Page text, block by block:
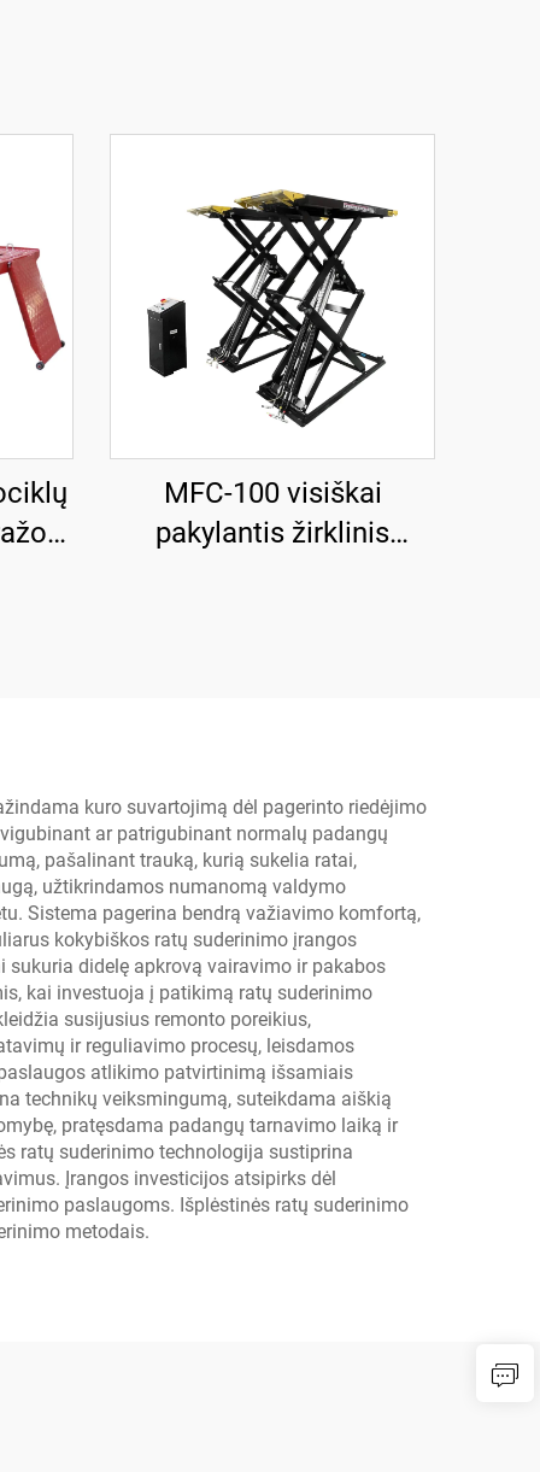
MFC-100 visiškai
pakylantis žirklinis
kuro suvartojimą dėl pagerinto riedėjimo
ar patrigubinant normalų padangų
pašalinant trauką, kurią sukelia ratai,
užtikrindamos numanomą valdymo
Sistema pagerina bendrą važiavimo komfortą,
kokybiškos ratų suderinimo įrangos
didelę apkrovą vairavimo ir pakabos
kai investuoja į patikimą ratų suderinimo
susijusius remonto poreikius,
ir reguliavimo procesų, leisdamos
atlikimo patvirtinimą išsamiais
technikų veiksmingumą, suteikdama aiškią
pratęsdama padangų tarnavimo laiką ir
ratų suderinimo technologija sustiprina
Įrangos investicijos atsipirks dėl
paslaugoms. Išplėstinės ratų suderinimo
metodais.